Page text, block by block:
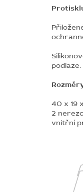
40 x 19
2
vnitřní